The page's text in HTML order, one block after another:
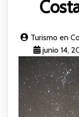
Turismo en
junio 14,